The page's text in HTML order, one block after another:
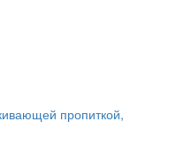
пропиткой,